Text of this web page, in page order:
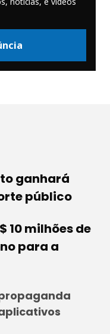
ganhará
público
10 milhões de
para a